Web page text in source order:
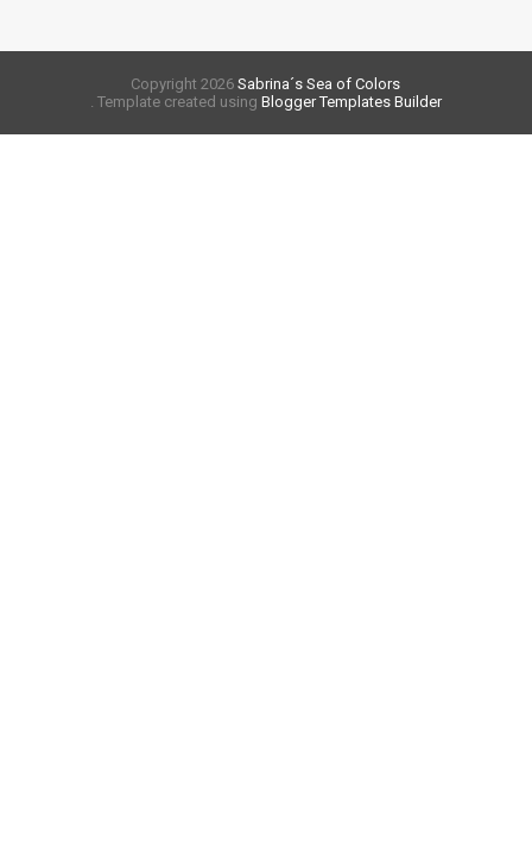
Copyright2026 Sabrina´s Sea of Colors
. Template created using Blogger Templates Builder